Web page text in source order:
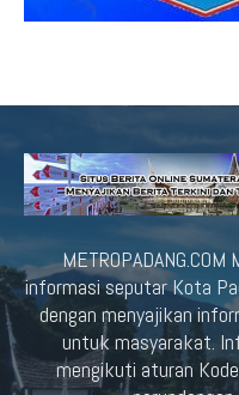
informasi seputar Kota
dengan menyajikan
untuk masyarakat.
mengikuti aturan